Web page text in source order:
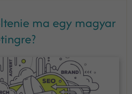
ma egy magyar